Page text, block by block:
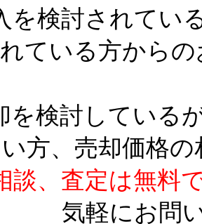
を検討されてい
ている方から
を検討している
方、売却価格
談、査定は無料
気軽にお問